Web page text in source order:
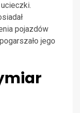
pojazdów
jego